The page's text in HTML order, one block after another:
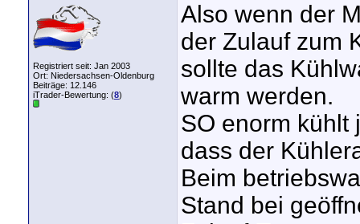
Registriert seit: Jan 2003
Ort: Niedersachsen-Oldenburg
Beiträge: 12.146
iTrader-Bewertung: (8)
Also wenn der
der Zulauf zum
sollte das
warm werden.
SO enorm kühlt
dass der
Beim
Stand bei